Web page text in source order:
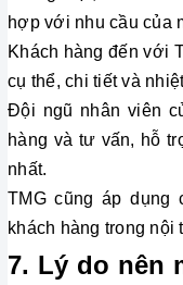
hợp với nhu cầu của
Khách hàng đến với
cụ thể, chi tiết và
Đội ngũ nhân viên
hàng và tư vấn, hỗ
nhất.
TMG cũng áp dụng
khách hàng trong nội
7. Lý do nên